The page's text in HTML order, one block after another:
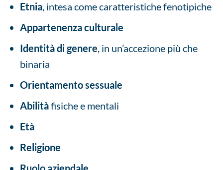
Etnia, intesa come caratteristiche fenotipiche
Appartenenza culturale
Identità di genere, in un’accezione più che
binaria
Orientamento sessuale
Abilitàfisiche e mentali
Età
Religione